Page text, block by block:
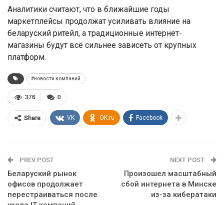
Аналитики считают, что в ближайшие годы
маркетплейсы продолжат усиливать влияние на
беларуский ритейл, а традиционные интернет-
магазины будут всё сильнее зависеть от крупных
платформ.
#новости компаний
0
376
Share VK OK.ru Facebook
PREV POST
Беларуский рынок
офисов продолжает
перестраиваться после
NEXT POST
Произошел масштабный
сбой интернета в Минске
из-за кибератаки